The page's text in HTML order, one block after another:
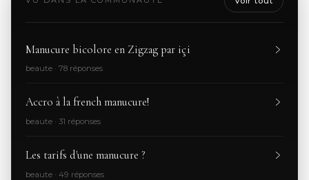
Manucure bicolore en Zigzag par içi
beaute · 78 réponses
Accro à la french manucure!
beaute · 31 réponses
Les tarifs d'une manucure ?
beaute · 49 réponses